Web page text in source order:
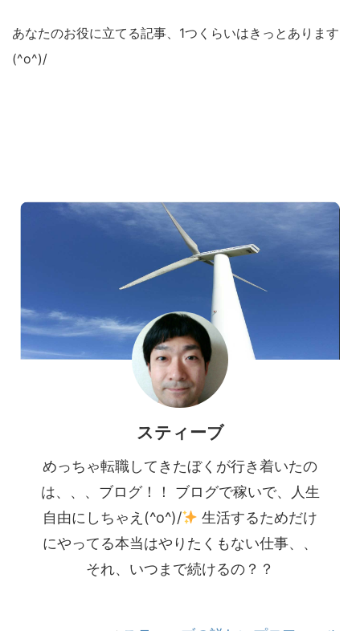
あなたのお役に立てる記事、1つくらいはきっとあります
(^o^)/
スティーブ
めっちゃ転職してきたぼくが行き着いたの
は、、、ブログ！！ ブログで稼いで、人生
自由にしちゃえ(^o^)/
生活するためだけ
にやってる本当はやりたくもない仕事、、
それ、いつまで続けるの？？